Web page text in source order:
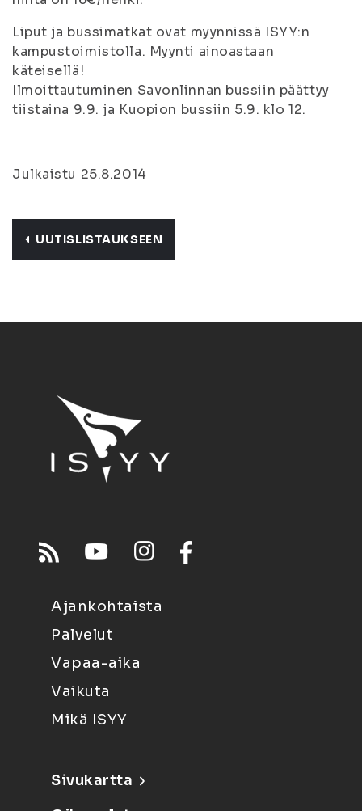
Liput ja bussimatkat ovat myynnissä ISYY:n
kampustoimistolla. Myynti ainoastaan
käteisellä!
Ilmoittautuminen Savonlinnan bussiin päättyy
tiistaina 9.9. ja Kuopion bussiin 5.9. klo 12.
Julkaistu 25.8.2014
UUTISLISTAUKSEEN
Ajankohtaista
Palvelut
Vapaa-aika
Vaikuta
Mikä ISYY
Sivukartta